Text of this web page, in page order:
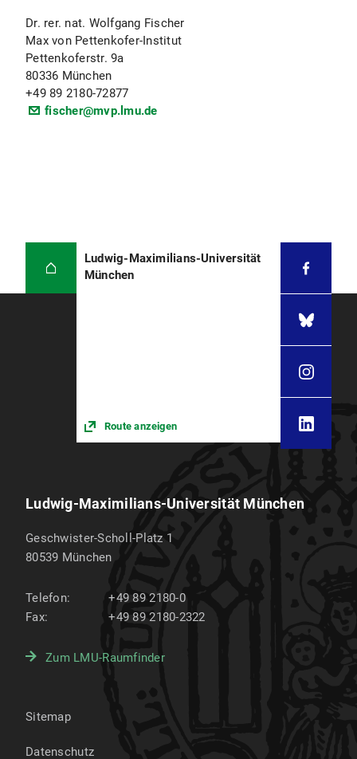
Dr. rer. nat. Wolfgang Fischer
Max von Pettenkofer-Institut
Pettenkoferstr. 9a
80336 München
+49 89 2180-72877
fischer@mvp.lmu.de
Ludwig-Maximilians-Universität
München
Route anzeigen
Ludwig-Maximilians-Universität München
Geschwister-Scholl-Platz 1
80539 München
Telefon:
+49 89 2180-0
Fax:
+49 89 2180-2322
Zum LMU-Raumfinder
Sitemap
Datenschutz